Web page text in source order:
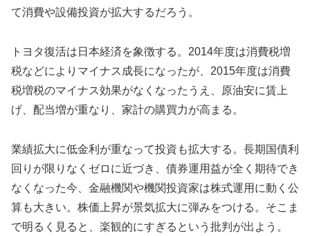
て消費や設備投資が拡大するだろう。
トヨタ復活は日本経済を象徴する。2014年度は消費税増
税などによりマイナス成長になったが、2015年度は消費
税増税のマイナス効果がなくなったうえ、原油安に賃上
げ、配当増が重なり、家計の購買力が高まる。
業績拡大に低金利が重なって投資も拡大する。長期国債利
回りが限りなくゼロに近づき、債券運用益が全く期待でき
なくなった今、金融機関や機関投資家は株式運用に動く公
算も大きい。株価上昇が景気拡大に弾みをつける。そこま
で明るく見ると、楽観的にすぎるという批判が出よう。